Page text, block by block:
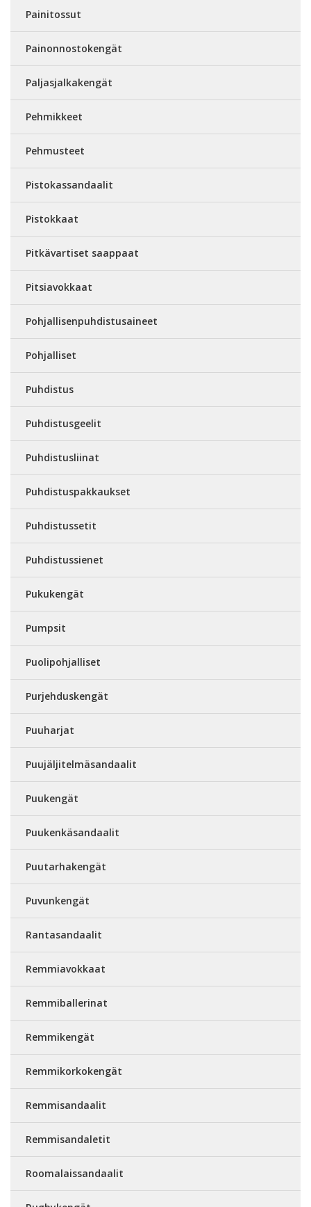
Painitossut
Painonnostokengät
Paljasjalkakengät
Pehmikkeet
Pehmusteet
Pistokassandaalit
Pistokkaat
Pitkävartiset saappaat
Pitsiavokkaat
Pohjallisenpuhdistusaineet
Pohjalliset
Puhdistus
Puhdistusgeelit
Puhdistusliinat
Puhdistuspakkaukset
Puhdistussetit
Puhdistussienet
Pukukengät
Pumpsit
Puolipohjalliset
Purjehduskengät
Puuharjat
Puujäljitelmäsandaalit
Puukengät
Puukenkäsandaalit
Puutarhakengät
Puvunkengät
Rantasandaalit
Remmiavokkaat
Remmiballerinat
Remmikengät
Remmikorkokengät
Remmisandaalit
Remmisandaletit
Roomalaissandaalit